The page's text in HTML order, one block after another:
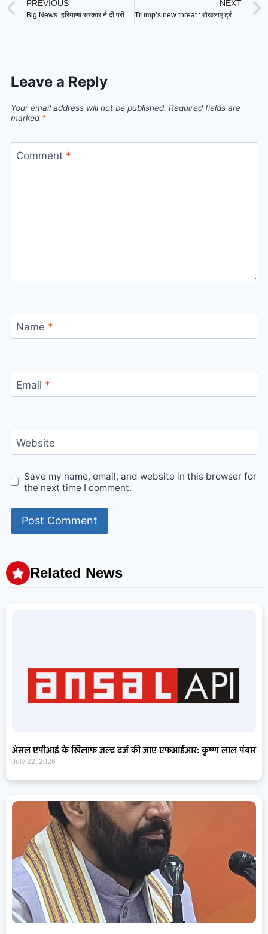
PREVIOUS
Big News. हरियाणा सरकार ने दी परीक्षाओं में कृपाण और मंगलसूत्र की अनुमति, दिशा-निर्देश जारी
NEXT
Trump’s new threat : बौखलाए ट्रंप की नई धमकी, अब दी 200 प्रतिशत टैरिफ लगाने की चेतावनी !
Leave a Reply
Your email address will not be published. Required fields are
marked *
Comment *
Name *
Email *
Website
Save my name, email, and website in this browser for
the next time I comment.
Related News
अंसल एपीआई के खिलाफ जल्द दर्ज की जाए एफआईआर: कृष्ण लाल पंवार
July 22, 2026